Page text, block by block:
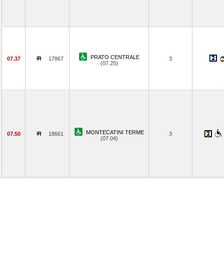
07.37 17867
PRATO CENTRALE
(07.25)
3
07.50 18661
MONTECATINI TERME
(07.04)
3